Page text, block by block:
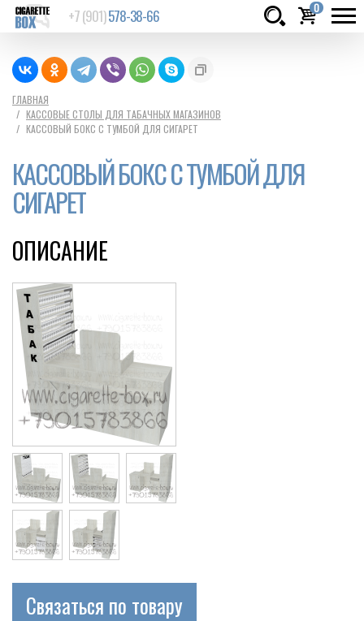
+7 (901)578-38-66 0
ГЛАВНАЯ
КАССОВЫЕ СТОЛЫ ДЛЯ ТАБАЧНЫХ МАГАЗИНОВ
КАССОВЫЙ БОКС С ТУМБОЙ ДЛЯ СИГАРЕТ
КАССОВЫЙ БОКС С ТУМБОЙ ДЛЯ
СИГАРЕТ
ОПИСАНИЕ
Связаться по товару